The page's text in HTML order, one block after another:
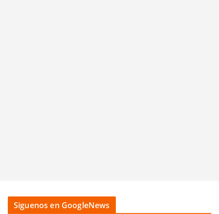
Siguenos en GoogleNews